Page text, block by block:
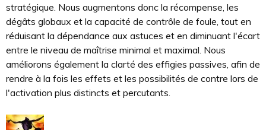
stratégique. Nous augmentons donc la récompense, les
dégâts globaux et la capacité de contrôle de foule, tout en
réduisant la dépendance aux astuces et en diminuant l'écart
entre le niveau de maîtrise minimal et maximal. Nous
améliorons également la clarté des effigies passives, afin de
rendre à la fois les effets et les possibilités de contre lors de
l'activation plus distincts et percutants.